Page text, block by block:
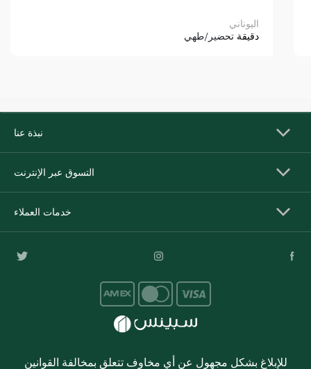
اليوناني
دقيقة تحضير/طهي
نبذة عنا
التسوق عبر الإنترنت
خدمات العملاء
للإبلاغ بشكل مجهول عن أي مخاوف تتعلق بمخالفة القوانين